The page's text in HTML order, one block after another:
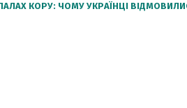
КОРУ: ЧОМУ УКРАЇНЦІ